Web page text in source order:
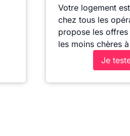
Votre logement
chez tous les
propose les
les moins chères
Je